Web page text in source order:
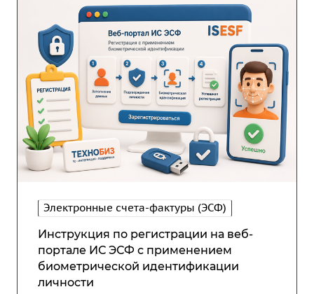
Электронные счета-фактуры (ЭСФ)
Инструкция по регистрации на веб-
портале ИС ЭСФ с применением
биометрической идентификации
личности